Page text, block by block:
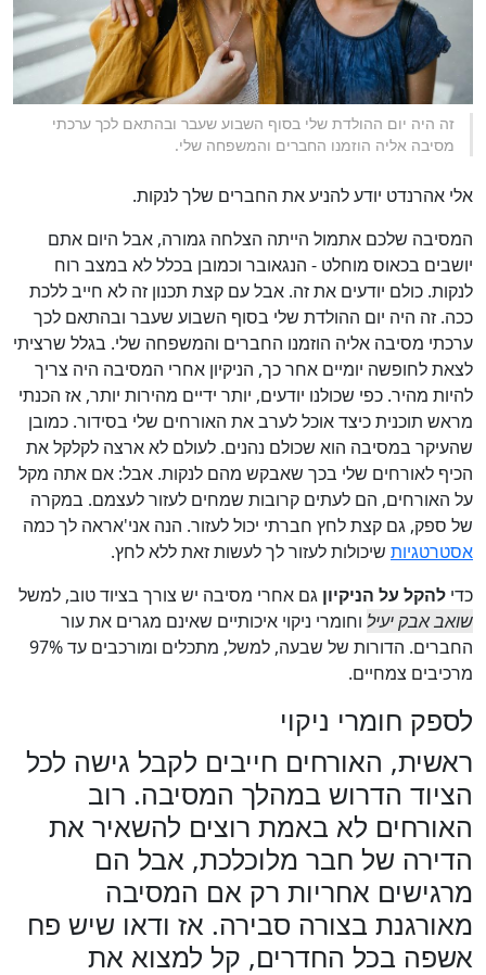
זה היה יום ההולדת שלי בסוף השבוע שעבר ובהתאם לכך ערכתי
מסיבה אליה הוזמנו החברים והמשפחה שלי.
אלי אהרנדט יודע להניע את החברים שלך לנקות.
המסיבה שלכם אתמול הייתה הצלחה גמורה, אבל היום אתם
יושבים בכאוס מוחלט - הנגאובר וכמובן בכלל לא במצב רוח
לנקות. כולם יודעים את זה. אבל עם קצת תכנון זה לא חייב ללכת
ככה. זה היה יום ההולדת שלי בסוף השבוע שעבר ובהתאם לכך
ערכתי מסיבה אליה הוזמנו החברים והמשפחה שלי. בגלל שרציתי
לצאת לחופשה יומיים אחר כך, הניקיון אחרי המסיבה היה צריך
להיות מהיר. כפי שכולנו יודעים, יותר ידיים מהירות יותר, אז הכנתי
מראש תוכנית כיצד אוכל לערב את האורחים שלי בסידור. כמובן
שהעיקר במסיבה הוא שכולם נהנים. לעולם לא ארצה לקלקל את
הכיף לאורחים שלי בכך שאבקש מהם לנקות. אבל: אם אתה מקל
על האורחים, הם לעתים קרובות שמחים לעזור לעצמם. במקרה
של ספק, גם קצת לחץ חברתי יכול לעזור. הנה אני'אראה לך כמה
אסטרטגיות שיכולות לעזור לך לעשות זאת ללא לחץ.
כדי להקל על הניקיון גם אחרי מסיבה יש צורך בציוד טוב, למשל
שואב אבק יעיל וחומרי ניקוי איכותיים שאינם מגרים את עור
החברים. הדורות של שבעה
, למשל, מתכלים ומורכבים עד 97%
מרכיבים צמחיים.
לספק חומרי ניקוי
ראשית, האורחים חייבים לקבל גישה לכל
הציוד הדרוש במהלך המסיבה. רוב
האורחים לא באמת רוצים להשאיר את
הדירה של חבר מלוכלכת, אבל הם
מרגישים אחריות רק אם המסיבה
מאורגנת בצורה סבירה. אז ודאו שיש פח
אשפה בכל החדרים, קל למצוא את